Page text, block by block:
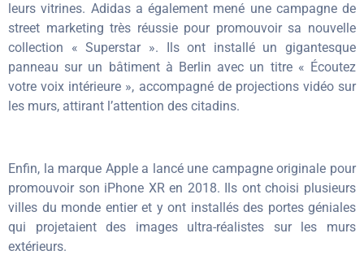
leurs vitrines. Adidas a également mené une campagne de
street marketing très réussie pour promouvoir sa nouvelle
collection « Superstar ». Ils ont installé un gigantesque
panneau sur un bâtiment à Berlin avec un titre « Écoutez
votre voix intérieure », accompagné de projections vidéo sur
les murs, attirant l’attention des citadins.
Enfin, la marque Apple a lancé une campagne originale pour
promouvoir son iPhone XR en 2018. Ils ont choisi plusieurs
villes du monde entier et y ont installés des portes géniales
qui projetaient des images ultra-réalistes sur les murs
extérieurs.